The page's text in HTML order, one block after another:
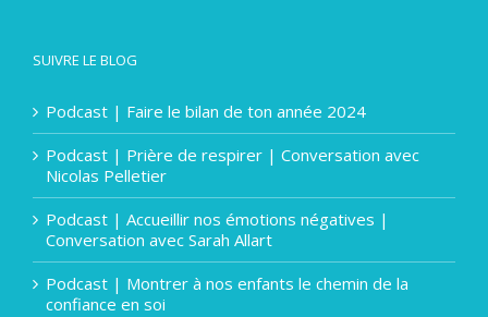
SUIVRE LE BLOG
Podcast | Faire le bilan de ton année 2024
Podcast | Prière de respirer | Conversation avec
Nicolas Pelletier
Podcast | Accueillir nos émotions négatives |
Conversation avec Sarah Allart
Podcast | Montrer à nos enfants le chemin de la
confiance en soi